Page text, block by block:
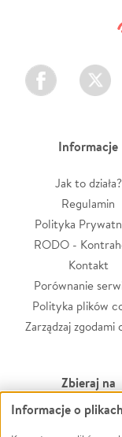
Facebook Twitter
Informacje
Jak to działa?
Regulamin
Polityka
RODO -
Kontakt
Porównanie
Polityka plików
Zarządzaj zgodami
Zbieraj na
Leczenie
Informacje o